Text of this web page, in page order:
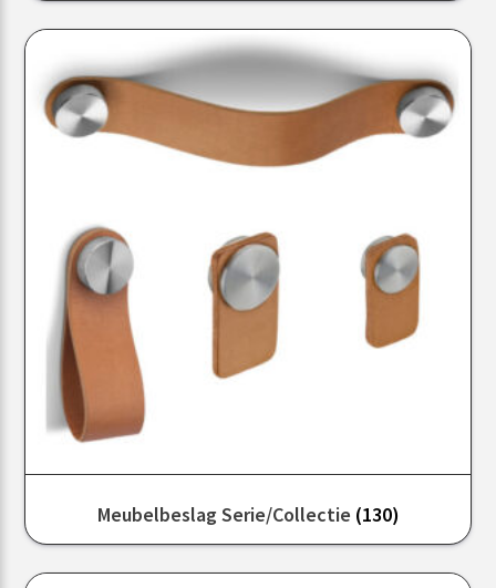
Meubelbeslag Serie/collectie (130)